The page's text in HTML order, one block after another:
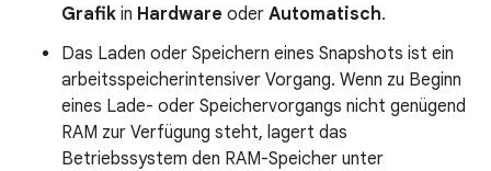
Grafik in Hardware oder Automatisch.
Das Laden oder Speichern eines Snapshots ist ein
arbeitsspeicherintensiver Vorgang. Wenn zu Beginn
eines Lade- oder Speichervorgangs nicht genügend
RAM zur Verfügung steht, lagert das
Betriebssystem den RAM-Speicher unter